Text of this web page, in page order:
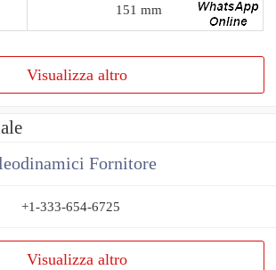
151 mm
Visualizza altro
Fornitore
+1-333-654-6725
Visualizza altro